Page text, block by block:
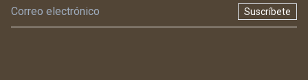
Suscríbete